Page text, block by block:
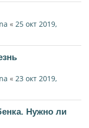
« 25 окт 2019,
« 23 окт 2019,
Нужно ли